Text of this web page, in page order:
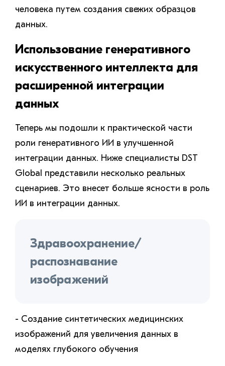
человека путем создания свежих образцов
данных.
Использование генеративного
искусственного интеллекта для
расширенной интеграции
данных
Теперь мы подошли к практической части
роли генеративного ИИ в улучшенной
интеграции данных. Ниже специалисты DST
Global представили несколько реальных
сценариев. Это внесет больше ясности в роль
ИИ в интеграции данных.
Здравоохранение/
распознавание
изображений
- Создание синтетических медицинских
изображений для увеличения данных в
моделях глубокого обучения